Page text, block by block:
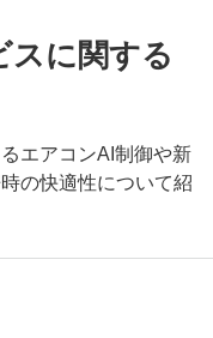
スに関する
エアコンAI制御や新
の快適性について紹